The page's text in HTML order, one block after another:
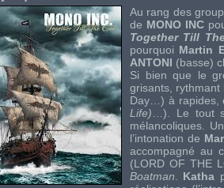
Au rang des
de MONO INC
Together Till
pourquoi Martin
ANTONI (basse)
Si bien que le
grisants,
Day…) à rapides,
Life) …). Le tout
mélancoliques.
l’intonation de
accompagné au
(LORD OF THE
Boatman
Katha